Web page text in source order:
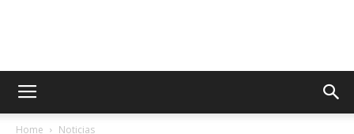
AppsTonic
Home Noticias